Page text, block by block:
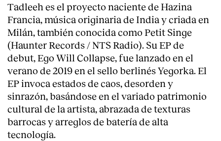
Tadleeh es el proyecto naciente de Hazina
Francia, música originaria de India y criada en
Milán, también conocida como Petit Singe
(Haunter Records / NTS Radio). Su EP de
debut, Ego Will Collapse, fue lanzado en el
verano de 2019 en el sello berlinés Yegorka. El
EP invoca estados de caos, desorden y
sinrazón, basándose en el variado patrimonio
cultural de la artista, abrazada de texturas
barrocas y arreglos de batería de alta
tecnología.